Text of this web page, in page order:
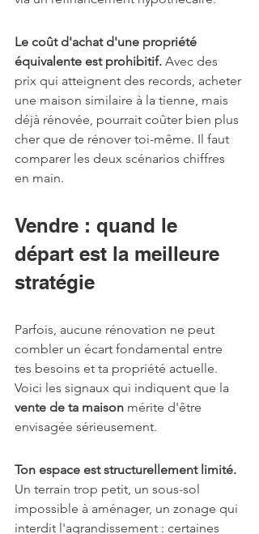
Le coût d'achat d'une propriété
équivalente est prohibitif. Avec des
prix qui atteignent des records, acheter
une maison similaire à la tienne, mais
déjà rénovée, pourrait coûter bien plus
cher que de rénover toi-même. Il faut
comparer les deux scénarios chiffres
en main.
Vendre : quand le
départ est la meilleure
stratégie
Parfois, aucune rénovation ne peut
combler un écart fondamental entre
tes besoins et ta propriété actuelle.
Voici les signaux qui indiquent que la
vente de ta maison mérite d'être
envisagée sérieusement.
Ton espace est structurellement limité.
Un terrain trop petit, un sous-sol
impossible à aménager, un zonage qui
interdit l'agrandissement : certaines